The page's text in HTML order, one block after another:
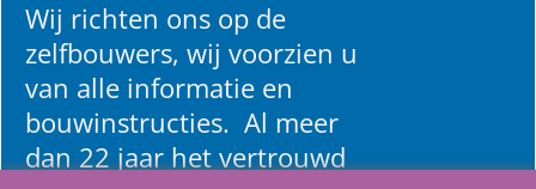
Wij richten ons op de
zelfbouwers, wij voorzien u
van alle informatie en
bouwinstructies. Al meer
dan 22 jaar het vertrouwd